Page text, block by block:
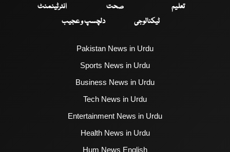
تعلیم
صحت
انٹرٹینمنٹ
ٹیکنالوجی
دلچسپ و عجیب
Pakistan News in Urdu
Sports News in Urdu
Business News in Urdu
Tech News in Urdu
Entertainment News in Urdu
Health News in Urdu
Hum News English